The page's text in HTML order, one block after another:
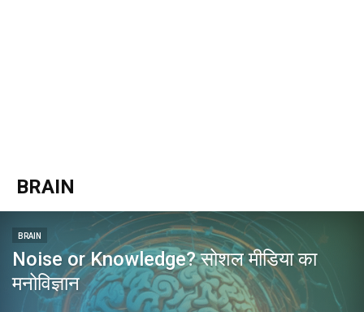
BRAIN
BRAIN
Noise or Knowledge? सोशल मीडिया का
मनोविज्ञान